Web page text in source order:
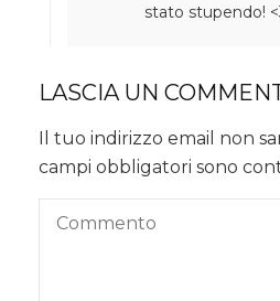
stato stupendo!
LASCIA UN
Il tuo indirizzo email non
campi obbligatori sono